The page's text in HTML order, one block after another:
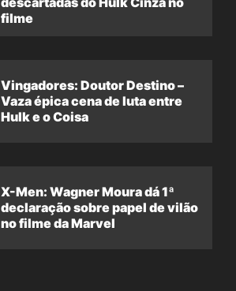
filme
Vingadores: Doutor Destino –
Vaza épica cena de luta entre
Hulk e o Coisa
X-Men: Wagner Moura dá 1ª
declaração sobre papel de vilão
no filme da Marvel